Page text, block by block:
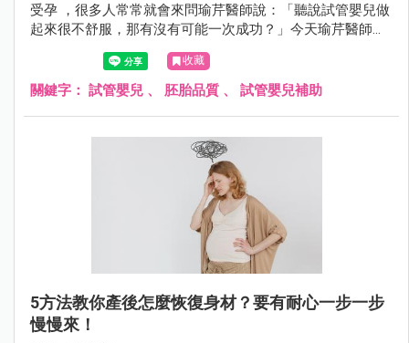
受孕 ，很多人常常就會來問瑜芹醫師說：「聽說試管嬰兒做
起來很不舒服，那有沒有可能一次成功？」今天瑜芹醫師就
來談談，試管嬰兒成功率跟什麼有關係？
收藏
關鍵字： 試管嬰兒 、 胚胎品質 、 試管嬰兒補助
5方法教你產後怎麼恢復身材？要有耐心一步一步
慢慢來！